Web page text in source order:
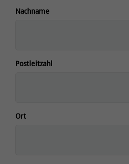
Nachname
Postleitzahl
Ort